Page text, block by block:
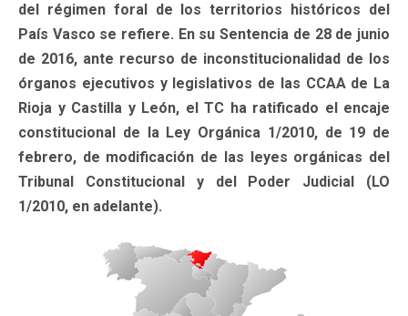
del régimen foral de los territorios históricos del
País Vasco se refiere. En su Sentencia de 28 de junio
de 2016, ante recurso de inconstitucionalidad de los
órganos ejecutivos y legislativos de las CCAA de La
Rioja y Castilla y León, el TC ha ratificado el encaje
constitucional de la Ley Orgánica 1/2010, de 19 de
febrero, de modificación de las leyes orgánicas del
Tribunal Constitucional y del Poder Judicial (LO
1/2010, en adelante).